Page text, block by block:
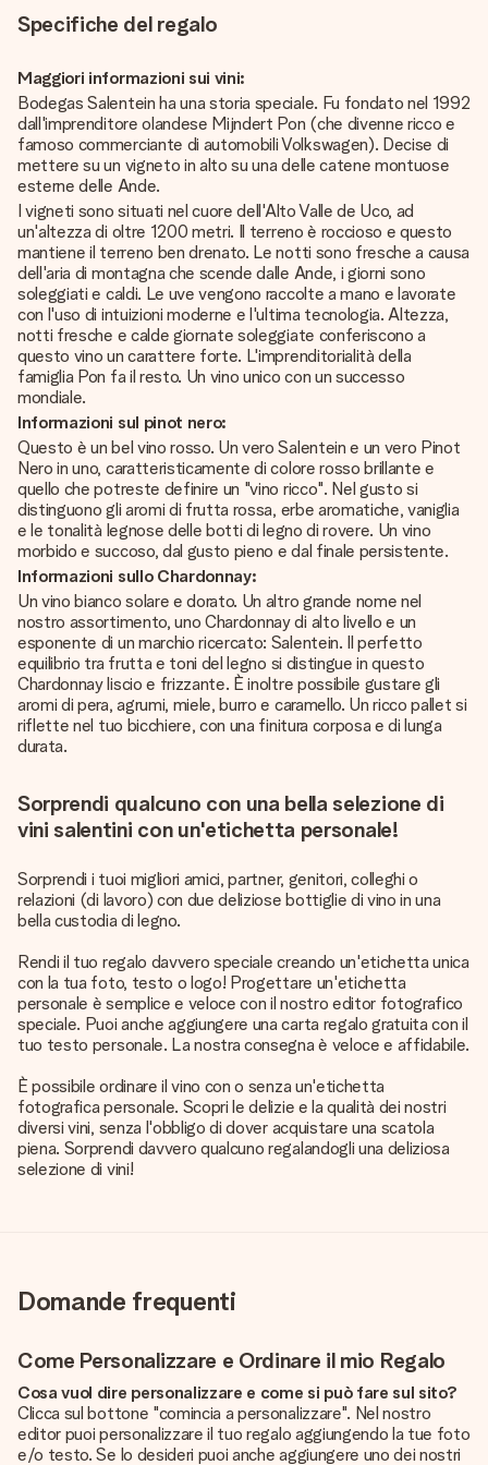
Specifiche del regalo
Maggiori informazioni sui vini:
Bodegas Salentein ha una storia speciale. Fu fondato nel 1992
dall'imprenditore olandese Mijndert Pon (che divenne ricco e
famoso commerciante di automobili Volkswagen). Decise di
mettere su un vigneto in alto su una delle catene montuose
esterne delle Ande.
I vigneti sono situati nel cuore dell'Alto Valle de Uco, ad
un'altezza di oltre 1200 metri. Il terreno è roccioso e questo
mantiene il terreno ben drenato. Le notti sono fresche a causa
dell'aria di montagna che scende dalle Ande, i giorni sono
soleggiati e caldi. Le uve vengono raccolte a mano e lavorate
con l'uso di intuizioni moderne e l'ultima tecnologia. Altezza,
notti fresche e calde giornate soleggiate conferiscono a
questo vino un carattere forte. L'imprenditorialità della
famiglia Pon fa il resto. Un vino unico con un successo
mondiale.
Informazioni sul pinot nero:
Questo è un bel vino rosso. Un vero Salentein e un vero Pinot
Nero in uno, caratteristicamente di colore rosso brillante e
quello che potreste definire un "vino ricco". Nel gusto si
distinguono gli aromi di frutta rossa, erbe aromatiche, vaniglia
e le tonalità legnose delle botti di legno di rovere. Un vino
morbido e succoso, dal gusto pieno e dal finale persistente.
Informazioni sullo Chardonnay:
Un vino bianco solare e dorato. Un altro grande nome nel
nostro assortimento, uno Chardonnay di alto livello e un
esponente di un marchio ricercato: Salentein. Il perfetto
equilibrio tra frutta e toni del legno si distingue in questo
Chardonnay liscio e frizzante. È inoltre possibile gustare gli
aromi di pera, agrumi, miele, burro e caramello. Un ricco pallet si
riflette nel tuo bicchiere, con una finitura corposa e di lunga
durata.
Sorprendi qualcuno con una bella selezione di
vini salentini con un'etichetta personale!
Sorprendi i tuoi migliori amici, partner, genitori, colleghi o
relazioni (di lavoro) con due deliziose bottiglie di vino in una
bella custodia di legno.
Rendi il tuo regalo davvero speciale creando un'etichetta unica
con la tua foto, testo o logo! Progettare un'etichetta
personale è semplice e veloce con il nostro editor fotografico
speciale. Puoi anche aggiungere una carta regalo gratuita con il
tuo testo personale. La nostra consegna è veloce e affidabile.
È possibile ordinare il vino con o senza un'etichetta
fotografica personale. Scopri le delizie e la qualità dei nostri
diversi vini, senza l'obbligo di dover acquistare una scatola
piena. Sorprendi davvero qualcuno regalandogli una deliziosa
selezione di vini!
Domande frequenti
Come Personalizzare e Ordinare il mio Regalo
Cosa vuol dire personalizzare e come si può fare sul sito?
Clicca sul bottone "comincia a personalizzare". Nel nostro
editor puoi personalizzare il tuo regalo aggiungendo la tue foto
e/o testo. Se lo desideri puoi anche aggiungere uno dei nostri